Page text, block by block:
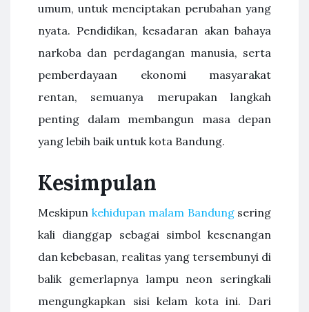
umum, untuk menciptakan perubahan yang
nyata. Pendidikan, kesadaran akan bahaya
narkoba dan perdagangan manusia, serta
pemberdayaan ekonomi masyarakat
rentan, semuanya merupakan langkah
penting dalam membangun masa depan
yang lebih baik untuk kota Bandung.
Kesimpulan
Meskipun kehidupan malam Bandungsering
kali dianggap sebagai simbol kesenangan
dan kebebasan, realitas yang tersembunyi di
balik gemerlapnya lampu neon seringkali
mengungkapkan sisi kelam kota ini. Dari